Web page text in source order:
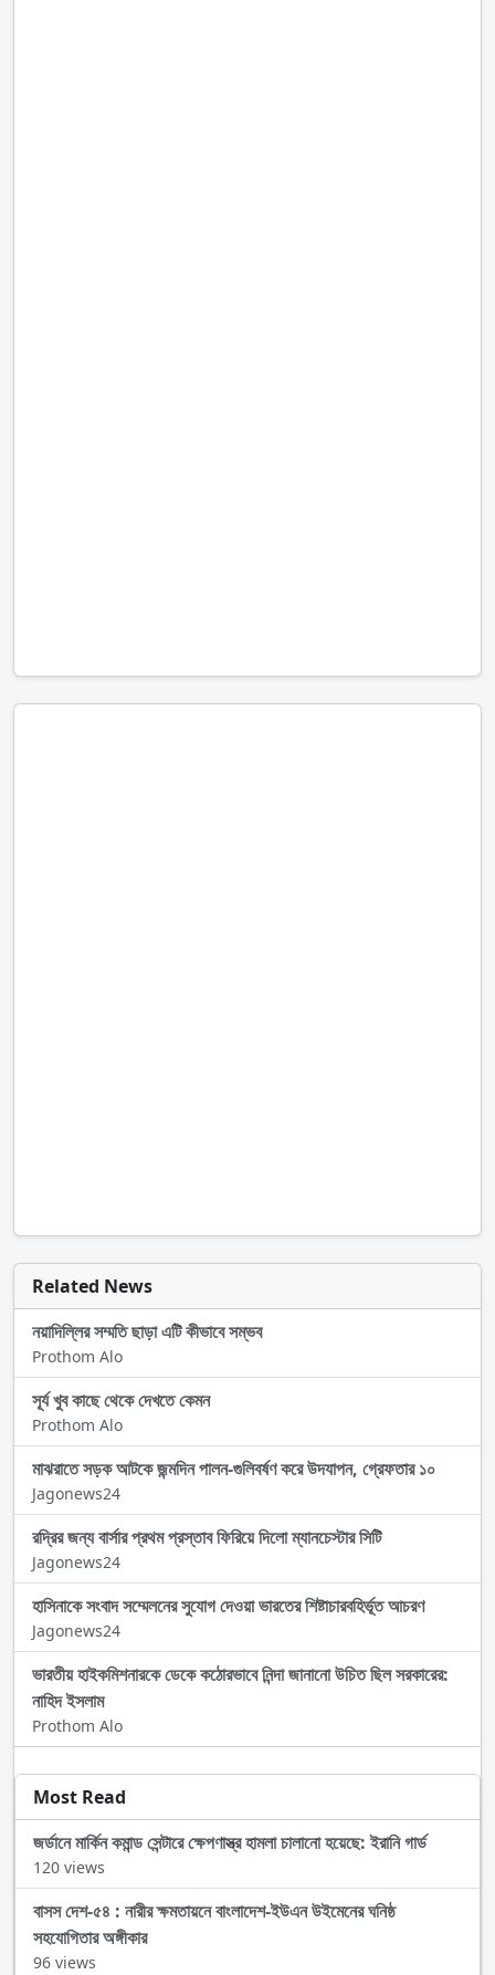
Related News
নয়াদিল্লির সম্মতি ছাড়া এটি কীভাবে সম্ভব
Prothom Alo
সূর্য খুব কাছে থেকে দেখতে কেমন
Prothom Alo
মাঝরাতে সড়ক আটকে জন্মদিন পালন-গুলিবর্ষণ করে উদযাপন, গ্রেফতার ১০
Jagonews24
রদ্রির জন্য বার্সার প্রথম প্রস্তাব ফিরিয়ে দিলো ম্যানচেস্টার সিটি
Jagonews24
হাসিনাকে সংবাদ সম্মেলনের সুযোগ দেওয়া ভারতের শিষ্টাচারবহির্ভূত আচরণ
Jagonews24
ভারতীয় হাইকমিশনারকে ডেকে কঠোরভাবে নিন্দা জানানো উচিত ছিল সরকারের:
নাহিদ ইসলাম
Prothom Alo
Most Read
জর্ডানে মার্কিন কমান্ড সেন্টারে ক্ষেপণাস্ত্র হামলা চালানো হয়েছে: ইরানি গার্ড
120 views
বাসস দেশ-৫৪ : নারীর ক্ষমতায়নে বাংলাদেশ-ইউএন উইমেনের ঘনিষ্ঠ
সহযোগিতার অঙ্গীকার
96 views